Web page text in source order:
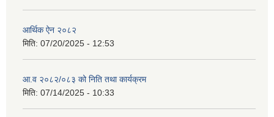
आर्थिक ऐन २०८२
मिति: 07/20/2025 - 12:53
आ.व २०८२/०८३ को निति तथा कार्यक्रम
मिति: 07/14/2025 - 10:33